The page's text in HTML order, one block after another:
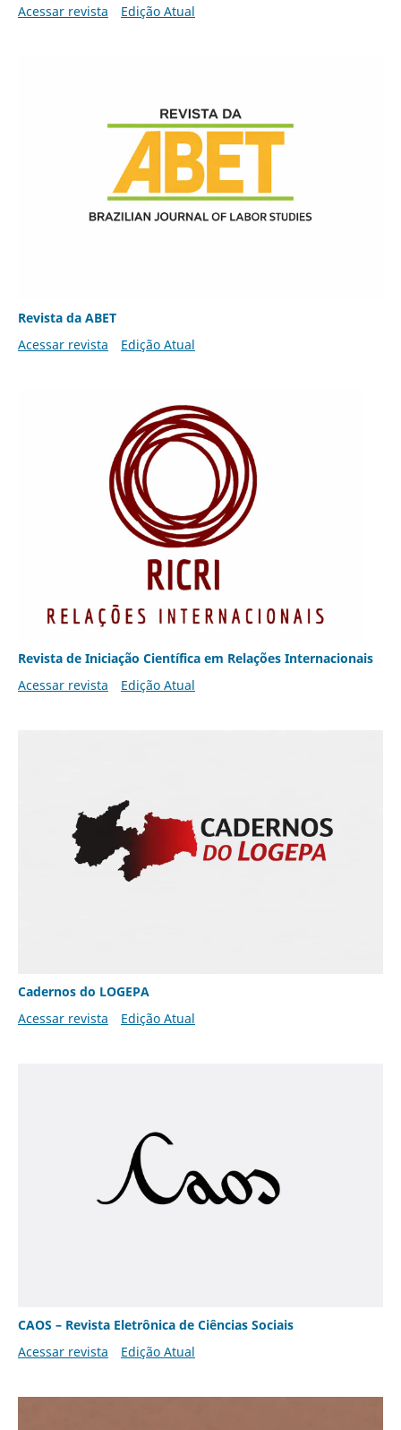
Acessar revista Edição Atual
Revista da ABET
Acessar revista
Edição Atual
Revista de Iniciação Científica em Relações Internacionais
Acessar revista
Edição Atual
Cadernos do LOGEPA
Acessar revista
Edição Atual
CAOS – Revista Eletrônica de Ciências Sociais
Acessar revista
Edição Atual